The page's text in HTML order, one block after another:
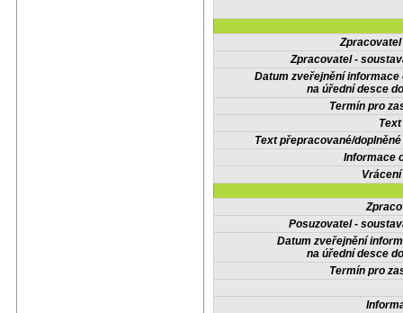
Zpracovatel -
Datum zveřejnění informace
na úřední desce
Termín pro
Text přepracované/
Informace
Posuzovatel -
Datum zveřejnění
na úřední desce
Termín pro